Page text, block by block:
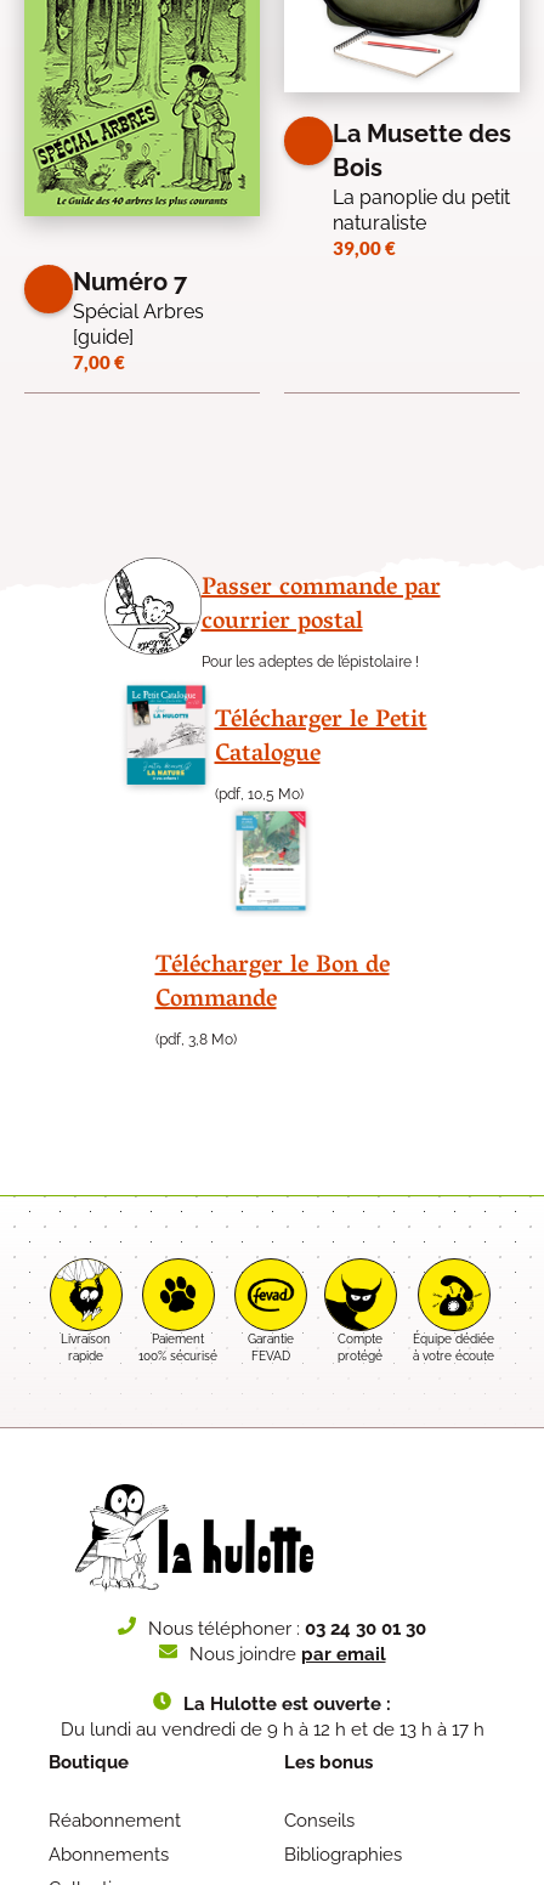
Numéro 7
Spécial Arbres
[guide]
7,00€
La Musette des
Bois
La panoplie du petit
naturaliste
39,00€
Passer commande par
courrier postal
Pour les adeptes de l’épistolaire !
Télécharger le Petit
Catalogue
(pdf, 10,5 Mo)
Télécharger le Bon de
Commande
(pdf, 3,8 Mo)
Livraison
rapide
Paiement
100% sécurisé
Garantie
FEVAD
Compte
protégé
Équipe dédiée
à votre écoute
Nous téléphoner : 03 24 30 01 30
Nous joindre par email
La Hulotte est ouverte :
Du lundi au vendredi de 9 h à 12 h et de 13 h à 17 h
Boutique
Réabonnement
Abonnements
Les bonus
Conseils
Bibliographies